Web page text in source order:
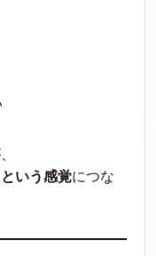
いう感覚につな